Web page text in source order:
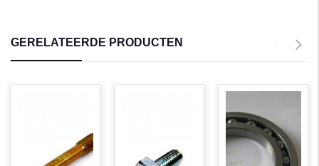
GERELATEERDE PRODUCTEN